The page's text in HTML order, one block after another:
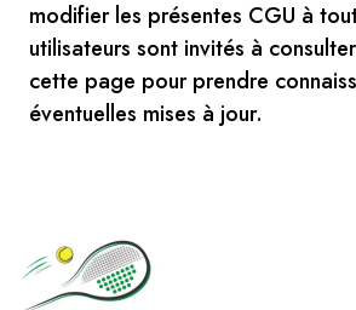
modifier les présentes CGU à
utilisateurs sont invités à
cette page pour prendre
éventuelles mises à jour.